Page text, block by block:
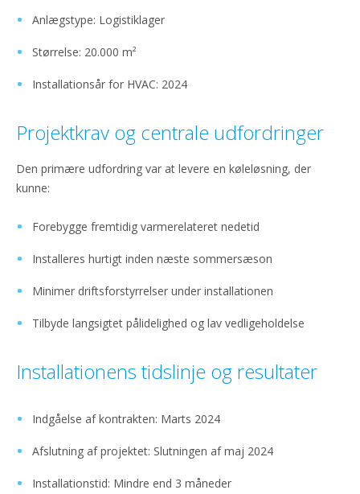
Anlægstype: Logistiklager
Størrelse: 20.000 m²
Installationsår for HVAC: 2024
Projektkrav og centrale udfordringer
Den primære udfordring var at levere en køleløsning, der
kunne:
Forebygge fremtidig varmerelateret nedetid
Installeres hurtigt inden næste sommersæson
Minimer driftsforstyrrelser under installationen
Tilbyde langsigtet pålidelighed og lav vedligeholdelse
Installationens tidslinje og resultater
Indgåelse af kontrakten: Marts 2024
Afslutning af projektet: Slutningen af maj 2024
Installationstid: Mindre end 3 måneder